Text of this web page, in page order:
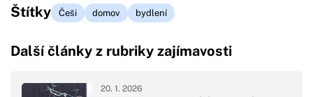
Štítky Češi domov bydlení
Další články z rubriky zajímavosti
20. 1. 2026